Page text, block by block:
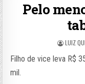
Pelo
LUIZ
Filho de vice leva R$
mil.